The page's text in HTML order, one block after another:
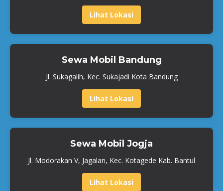
Lihat Lokasi
Sewa Mobil Bandung
Jl. Sukagalih, Kec. Sukajadi Kota Bandung
Lihat Lokasi
Sewa Mobil Jogja
Jl. Modorakan V, Jagalan, Kec. Kotagede Kab. Bantul
Lihat Lokasi